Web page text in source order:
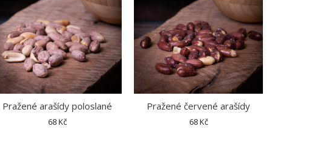
Pražené arašídy poloslané
68 Kč
Pražené červené arašídy
68 Kč